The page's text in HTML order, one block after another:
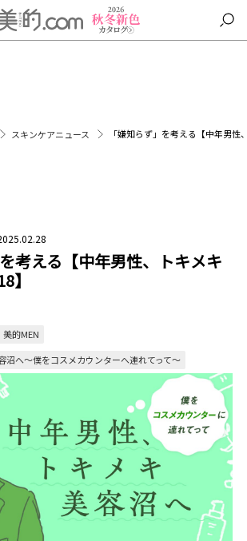
スキンケアニュース 「嫌知らず」を考える【中年男
考える【中年男性、トキメキ
】
美的MEN
沼へ〜僕をコスメカウンターへ連れてって～